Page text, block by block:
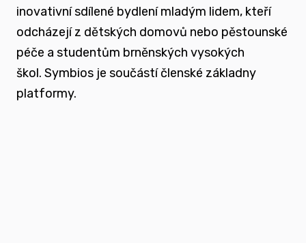
rozvíjet dialog a vést kontruktivní debaty
spojené se změnou systému péče o
podporovat vzdělání a osvětu nejen u
inovativní sdílené bydlení mladým lidem, kteří
odcházejí z dětských domovů nebo pěstounské
péče a studentům brněnských vysokých
škol. Symbios je součástí členské základny
platformy.